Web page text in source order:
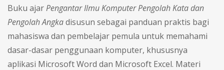
Buku ajarPengantar Ilmu Komputer Pengolah Kata dan
Pengolah Angkadisusun sebagai panduan praktis bagi
mahasiswa dan pembelajar pemula untuk memahami
dasar-dasar penggunaan komputer, khususnya
aplikasi Microsoft Word dan Microsoft Excel. Materi